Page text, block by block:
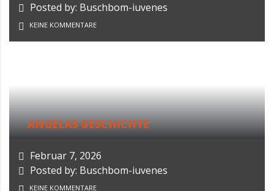
Posted by: Buschbom-iuvenes
KEINE KOMMENTARE
ANGELAS GESCHICHTE
Februar 7, 2026
Posted by: Buschbom-iuvenes
KEINE KOMMENTARE